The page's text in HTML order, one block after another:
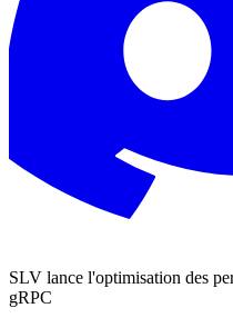
SLV lance l'optimisation des
gRPC